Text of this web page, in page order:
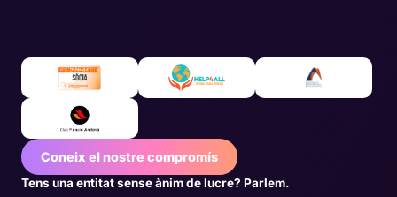
Coneix el nostre compromís
Tens una entitat sense ànim de lucre? Parlem.